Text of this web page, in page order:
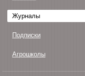
Журналы
Подписки
Агрошколы